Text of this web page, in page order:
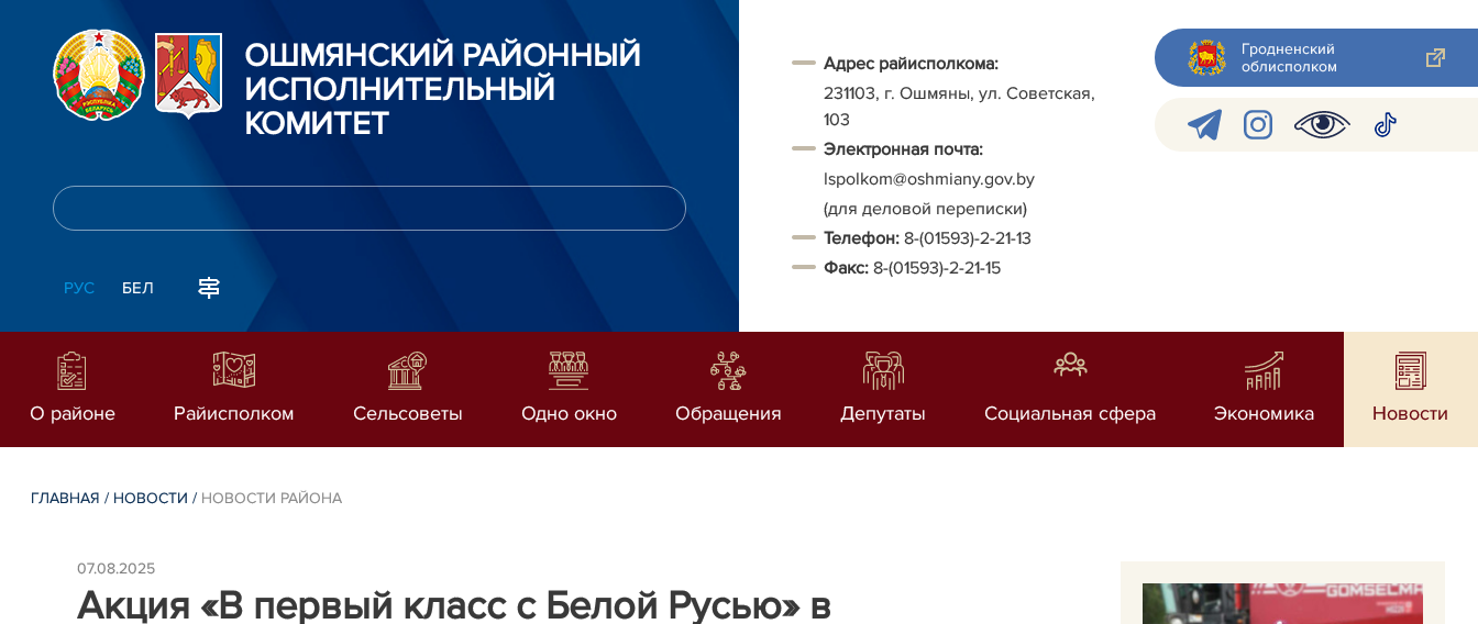
ОШМЯНСКИЙ РАЙОННЫЙ
ИСПОЛНИТЕЛЬНЫЙ
КОМИТЕТ
РУС БЕЛ
Адрес райисполкома:
231103, г. Ошмяны, ул. Советская,
103
Электронная почта:
Ispolkom@oshmiany.gov.by
(для деловой переписки)
Телефон: 8-(01593)-2-21-13
Факс: 8-(01593)-2-21-15
Гродненский
облисполком
О районе Райисполком Сельсоветы Одно окно Обращения Депутаты Социальная сфера Экономика Новости
ГЛАВНАЯ / НОВОСТИ / НОВОСТИ РАЙОНА
07.08.2025
Акция «В первый класс с Белой Русью» в